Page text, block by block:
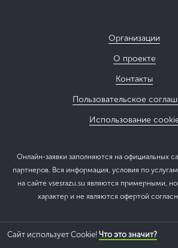
Организации
О проекте
Контакты
Пользовательское
Использование
Онлайн-заявки заполняются на официальных
партнеров. Вся информация, условия по
на сайте vsesrazu.su являются примерными,
характер и не являются офертой
Сайт использует Cookie! Что это значит?